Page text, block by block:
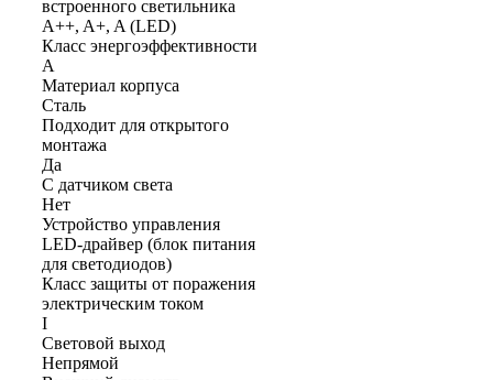
встроенного светильника
A++, A+, A (LED)
Класс энергоэффективности
A
Материал корпуса
Сталь
Подходит для открытого
монтажа
Да
С датчиком света
Нет
Устройство управления
LED-драйвер (блок питания
для светодиодов)
Класс защиты от поражения
электрическим током
I
Световой выход
Непрямой